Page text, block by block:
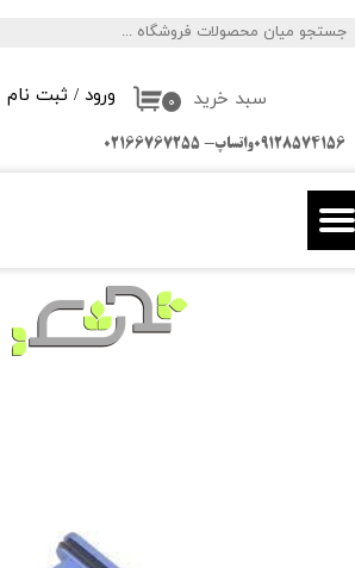
ورود / ثبت نام
تغییر گذر واژه
سفارشات
خروج از حساب کاربری
۰ سبد خرید